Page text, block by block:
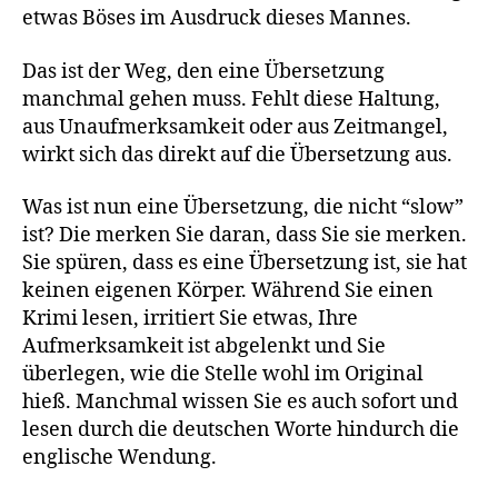
etwas Böses im Ausdruck dieses Mannes.
Das ist der Weg, den eine Übersetzung
manchmal gehen muss. Fehlt diese Haltung,
aus Unaufmerksamkeit oder aus Zeitmangel,
wirkt sich das direkt auf die Übersetzung aus.
Was ist nun eine Übersetzung, die nicht “slow”
ist? Die merken Sie daran, dass Sie sie merken.
Sie spüren, dass es eine Übersetzung ist, sie hat
keinen eigenen Körper. Während Sie einen
Krimi lesen, irritiert Sie etwas, Ihre
Aufmerksamkeit ist abgelenkt und Sie
überlegen, wie die Stelle wohl im Original
hieß. Manchmal wissen Sie es auch sofort und
lesen durch die deutschen Worte hindurch die
englische Wendung.